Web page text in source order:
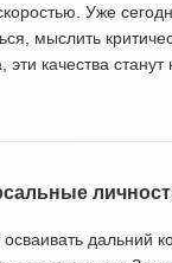
Уже
мыслить
эти качества
дальний